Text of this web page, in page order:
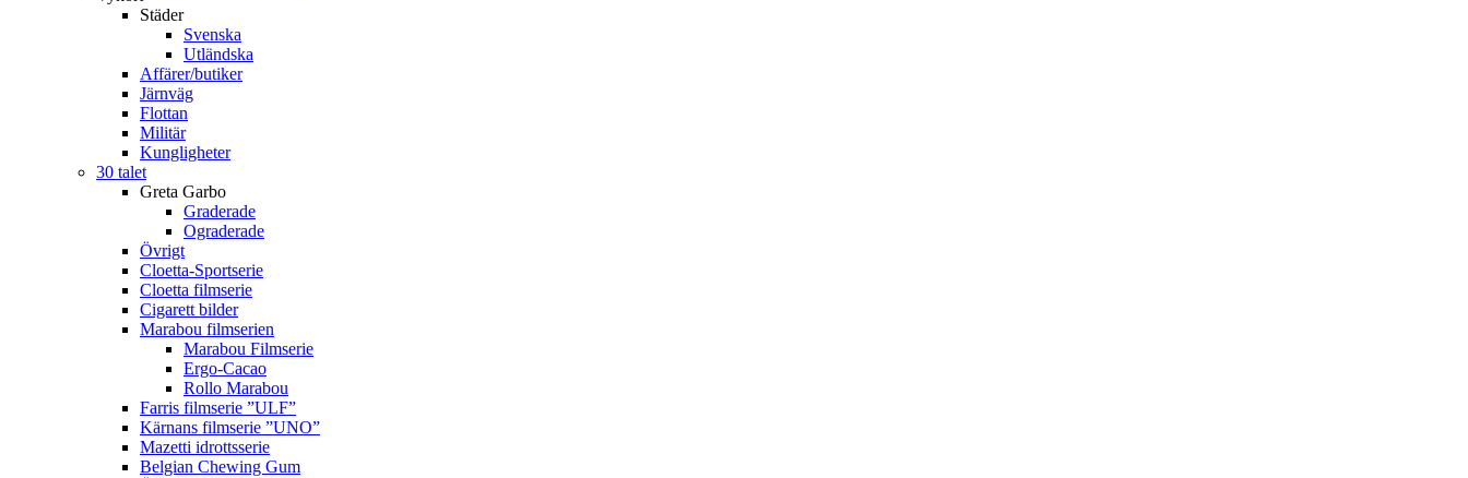
Städer
Svenska
Utländska
Affärer/butiker
Järnväg
Flottan
Militär
Kungligheter
30 talet
Greta Garbo
Graderade
Ograderade
Övrigt
Cloetta-Sportserie
Cloetta filmserie
Cigarett bilder
Marabou filmserien
Marabou Filmserie
Ergo-Cacao
Rollo Marabou
Farris filmserie ”ULF”
Kärnans filmserie ”UNO”
Mazetti idrottsserie
Belgian Chewing Gum